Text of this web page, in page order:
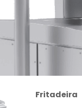
Fritadeira